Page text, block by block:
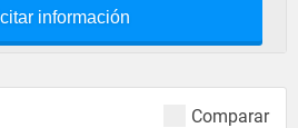
información
Comparar